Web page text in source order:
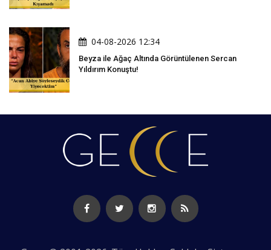
04-08-2026 12:34
Beyza ile Ağaç Altında Görüntülenen Sercan
Yıldırım Konuştu!